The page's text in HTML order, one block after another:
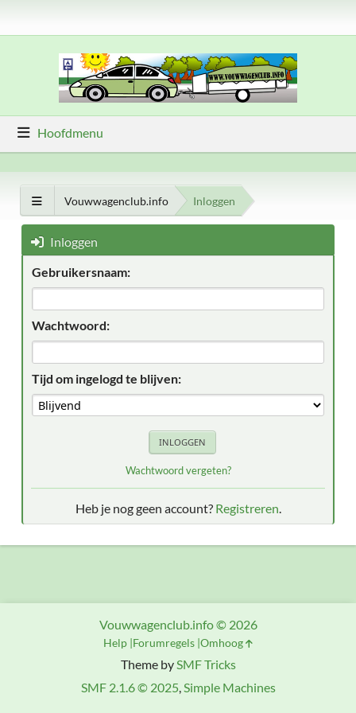
Hoofdmenu
Vouwwagenclub.info Inloggen
Inloggen
Gebruikersnaam:
Wachtwoord:
Tijd om ingelogd te blijven:
Wachtwoord vergeten?
Heb je nog geen account? Registreren
Theme bySMF Tricks
SMF 2.1.6 © 2025,Simple Machines
Vouwwagenclub.info © 2026
Help Forumregels Omhoog